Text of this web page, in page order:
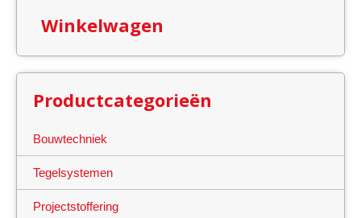
Winkelwagen
Productcategorieën
Bouwtechniek
Tegelsystemen
Projectstoffering